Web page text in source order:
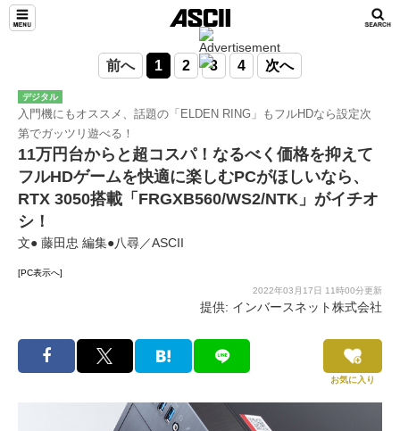
前へ 1 2 3 4 次へ
デジタル
入門機にもオススメ、話題の「ELDEN RING」もフルHDなら設定次
第でガッツリ遊べる！
11万円台からと超コスパ！なるべく価格を抑えて
フルHDゲームを快適に楽しむPCがほしいなら、
RTX 3050搭載「FRGXB560/WS2/NTK」がイチオ
シ！
文● 藤田忠 編集●八尋／ASCII
[PC表示へ]
2022年03月17日 11時00分更新
提供: インバースネット株式会社
お気に入り